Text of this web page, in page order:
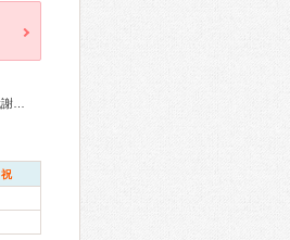
祝